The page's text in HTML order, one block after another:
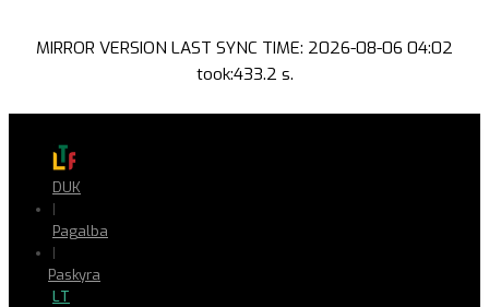
MIRROR VERSION LAST SYNC TIME: 2026-08-06 04:02
took:433.2 s.
DUK
|
Pagalba
|
Paskyra
LT